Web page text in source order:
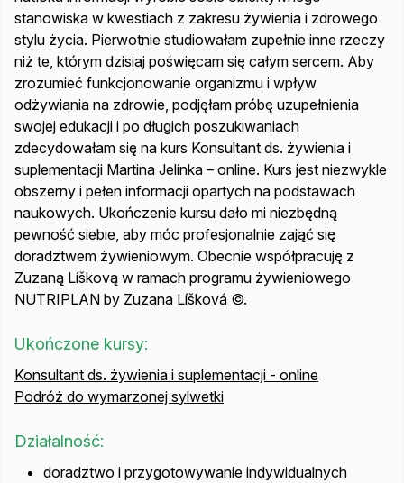
stanowiska w kwestiach z zakresu żywienia i zdrowego
stylu życia. Pierwotnie studiowałam zupełnie inne rzeczy
niż te, którym dzisiaj poświęcam się całym sercem. Aby
zrozumieć funkcjonowanie organizmu i wpływ
odżywiania na zdrowie, podjęłam próbę uzupełnienia
swojej edukacji i po długich poszukiwaniach
zdecydowałam się na kurs Konsultant ds. żywienia i
suplementacji Martina Jelínka – online. Kurs jest niezwykle
obszerny i pełen informacji opartych na podstawach
naukowych. Ukończenie kursu dało mi niezbędną
pewność siebie, aby móc profesjonalnie zająć się
doradztwem żywieniowym. Obecnie współpracuję z
Zuzaną Líškovą w ramach programu żywieniowego
NUTRIPLAN by Zuzana Líšková ©.
Ukończone kursy:
Konsultant ds. żywienia i suplementacji - online
Podróż do wymarzonej sylwetki
Działalność:
doradztwo i przygotowywanie indywidualnych